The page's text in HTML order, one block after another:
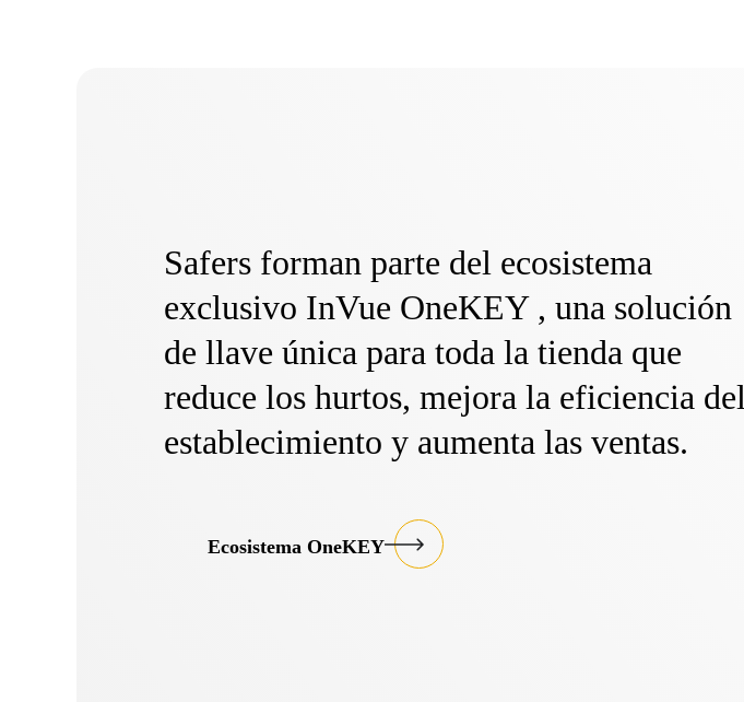
Safers forman parte del ecosistema
exclusivo InVue OneKEY , una solución
de llave única para toda la tienda que
reduce los hurtos, mejora la eficiencia del
establecimiento y aumenta las ventas.
Ecosistema OneKEY